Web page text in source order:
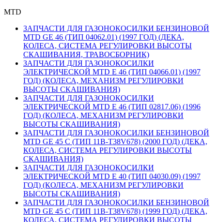
MTD
ЗАПЧАСТИ ДЛЯ ГАЗОНОКОСИЛКИ БЕНЗИНОВОЙ
MTD GE 46 (ТИП 04062.01) (1997 ГОД) (ДЕКА,
КОЛЕСА, СИСТЕМА РЕГУЛИРОВКИ ВЫСОТЫ
СКАШИВАНИЯ, ТРАВОСБОРНИК)
ЗАПЧАСТИ ДЛЯ ГАЗОНОКОСИЛКИ
ЭЛЕКТРИЧЕСКОЙ MTD E 46 (ТИП 04066.01) (1997
ГОД) (КОЛЕСА, МЕХАНИЗМ РЕГУЛИРОВКИ
ВЫСОТЫ СКАШИВАНИЯ)
ЗАПЧАСТИ ДЛЯ ГАЗОНОКОСИЛКИ
ЭЛЕКТРИЧЕСКОЙ MTD E 46 (ТИП 02817.06) (1996
ГОД) (КОЛЕСА, МЕХАНИЗМ РЕГУЛИРОВКИ
ВЫСОТЫ СКАШИВАНИЯ)
ЗАПЧАСТИ ДЛЯ ГАЗОНОКОСИЛКИ БЕНЗИНОВОЙ
MTD GE 45 C (ТИП 11B-T38V678) (2000 ГОД) (ДЕКА,
КОЛЕСА, СИСТЕМА РЕГУЛИРОВКИ ВЫСОТЫ
СКАШИВАНИЯ)
ЗАПЧАСТИ ДЛЯ ГАЗОНОКОСИЛКИ
ЭЛЕКТРИЧЕСКОЙ MTD E 40 (ТИП 04030.09) (1997
ГОД) (КОЛЕСА, МЕХАНИЗМ РЕГУЛИРОВКИ
ВЫСОТЫ СКАШИВАНИЯ)
ЗАПЧАСТИ ДЛЯ ГАЗОНОКОСИЛКИ БЕНЗИНОВОЙ
MTD GE 45 C (ТИП 11B-T38V678) (1999 ГОД) (ДЕКА,
КОЛЕСА, СИСТЕМА РЕГУЛИРОВКИ ВЫСОТЫ